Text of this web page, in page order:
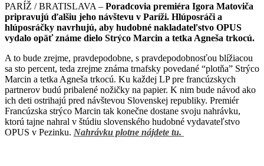
PARÍŽ / BRATISLAVA – Poradcovia premiéra Igora Matoviča
pripravujú ďalšiu jeho návštevu v Paríži. Hlúposráči a
hlúposráčky navrhujú, aby hudobné nakladateľstvo OPUS
vydalo opäť známe dielo Strýco Marcin a tetka Agneša trkocú.
A to bude zrejme, pravdepodobne, s pravdepodobnosťou blížiacou
sa sto percent, teda zrejme známa trnafsky povedané “plotňa” Strýco
Marcin a tetka Agneša trkocú. Ku každej LP pre francúzskych
partnerov budú pribalené nožičky na papier. K nim bude návod ako
ich deti ostrihajú pred návštevou Slovenskej republiky. Premiér
Francúzska strýco Marcin tak konečne dostane svoju nahrávku,
ktorú tajne nahral v štúdiu slovenského hudobné vydavateľstvo
OPUS v Pezinku. Nahrávku plotne nájdete tu.